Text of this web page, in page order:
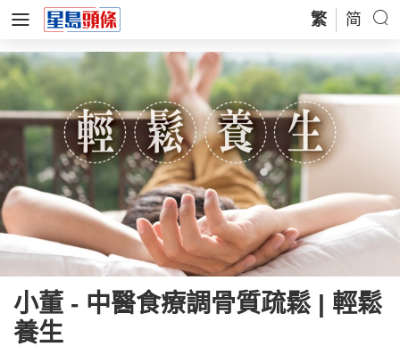
繁 简
小董 - 中醫食療調骨質疏鬆 | 輕鬆
養生